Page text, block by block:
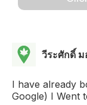
วีระศักดิ์
I have already
Google) I Went